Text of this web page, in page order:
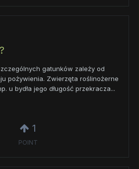
gatunków zależy od
pożywienia. Zwierzęta roślinożerne
u bydła jego długość przekracza...
1
POINT